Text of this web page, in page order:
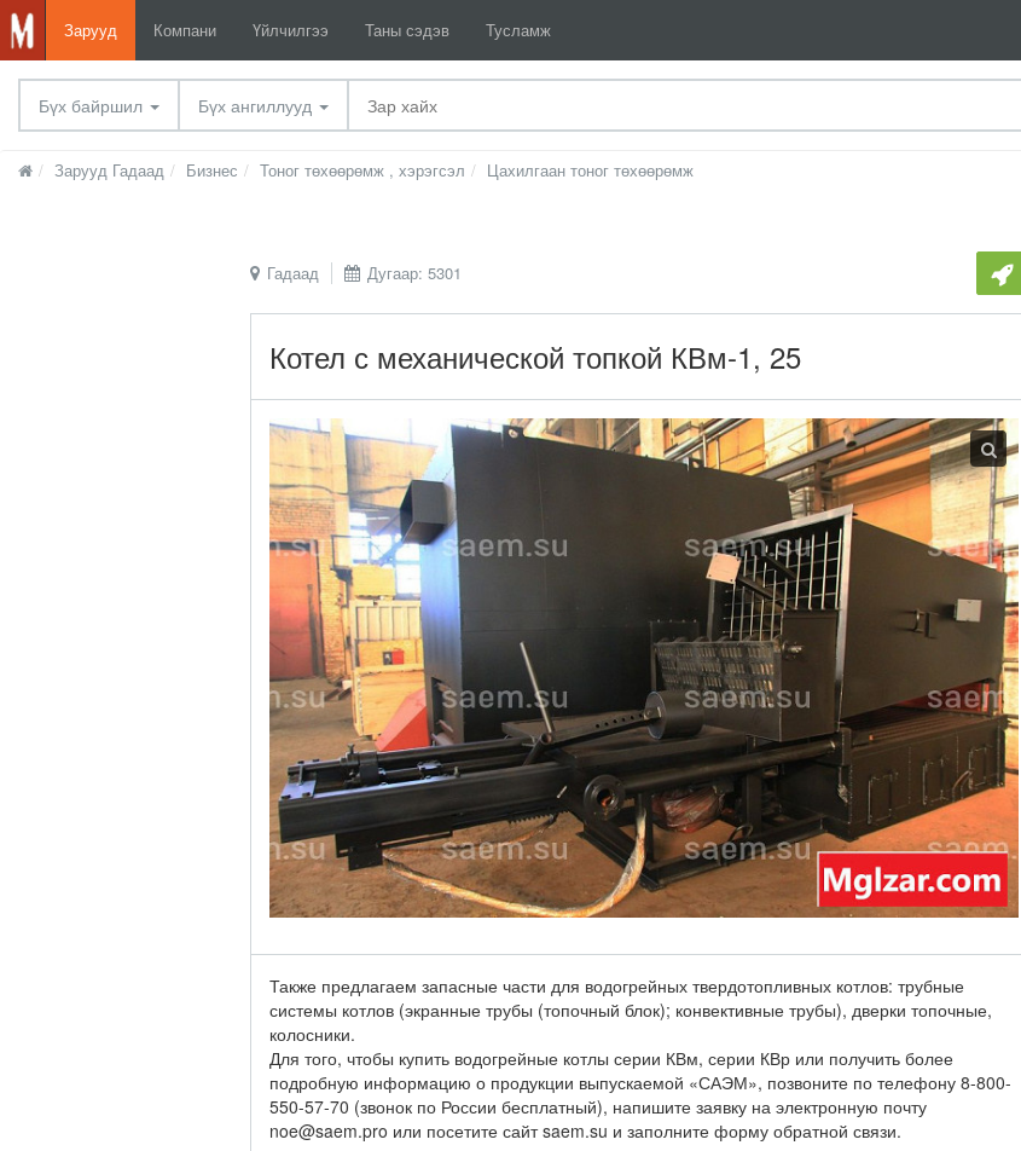
Зарууд Компани Үйлчилгээ Таны сэдэв Тусламж
Бүх байршил Бүх ангиллууд
Зарууд Гадаад Бизнес Тоног төхөөрөмж , хэрэгсэл Цахилгаан тоног төхөөрөмж
Гадаад Дугаар: 5301
Котел с механической топкой КВм-1, 25
Также предлагаем запасные части для водогрейных твердотопливных котлов: трубные
системы котлов (экранные трубы (топочный блок); конвективные трубы), дверки топочные,
колосники.
Для того, чтобы купить водогрейные котлы серии КВм, серии КВр или получить более
подробную информацию о продукции выпускаемой «САЭМ», позвоните по телефону 8-800-
550-57-70 (звонок по России бесплатный), напишите заявку на электронную почту
noe@saem.pro или посетите сайт saem.su и заполните форму обратной связи.